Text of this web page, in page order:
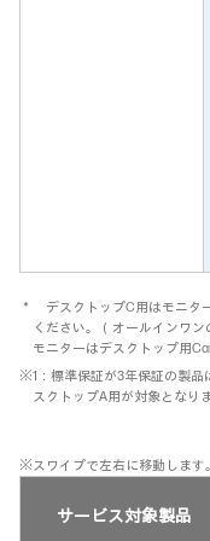
＊ デスクトップC用はモニタ
ください。（オールインワ
モニターはデスクトップ用
※1：標準保証が3年保証の製品
スクトップA用が対象となりま
※スワイプで左右に移動します。
サービス対象製品